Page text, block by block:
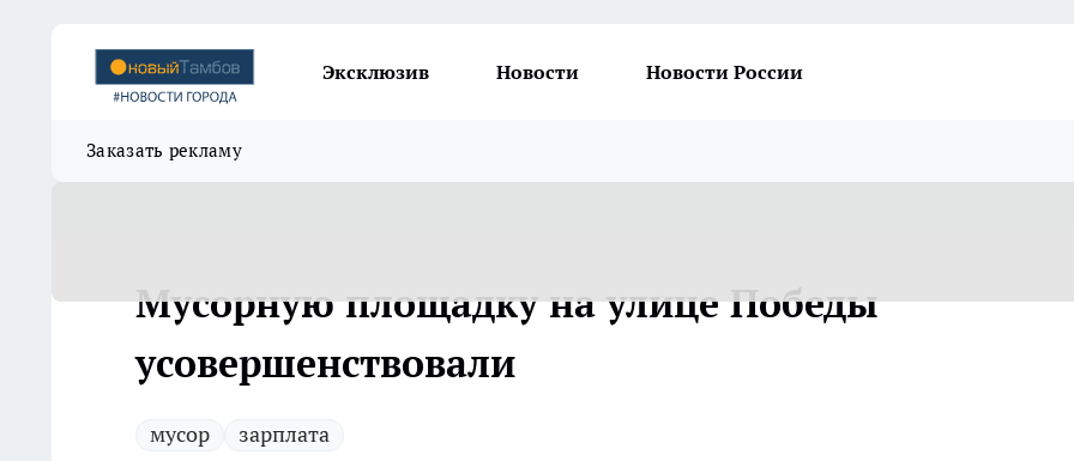
Эксклюзив Новости Новости России
Заказать рекламу
Мусорную площадку на улице Победы
усовершенствовали
мусор зарплата